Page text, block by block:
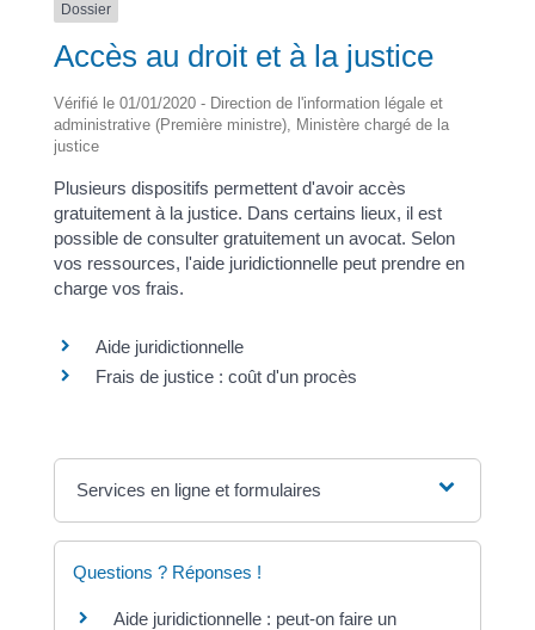
Dossier
Accès au droit et à la justice
Vérifié le 01/01/2020 - Direction de l'information légale et
administrative (Première ministre), Ministère chargé de la
justice
Plusieurs dispositifs permettent d'avoir accès
gratuitement à la justice. Dans certains lieux, il est
possible de consulter gratuitement un avocat. Selon
vos ressources, l'aide juridictionnelle peut prendre en
charge vos frais.
Aide juridictionnelle
Frais de justice : coût d'un procès
Services en ligne et formulaires
Questions ? Réponses !
Aide juridictionnelle : peut-on faire un